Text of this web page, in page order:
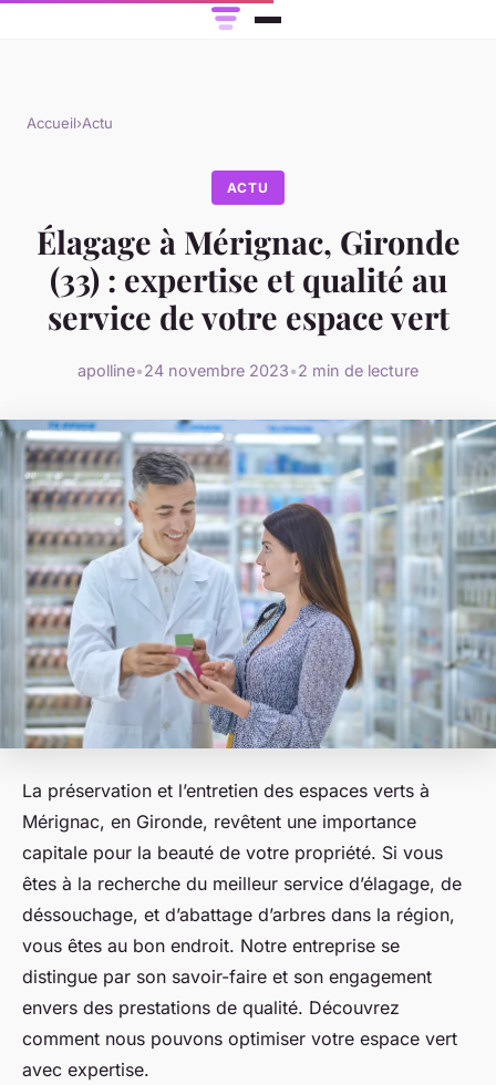
Accueil›Actu
ACTU
Élagage à Mérignac, Gironde
(33) : expertise et qualité au
service de votre espace vert
apolline•24 novembre 2023•2 min de lecture
La préservation et l’entretien des espaces verts à
Mérignac, en Gironde, revêtent une importance
capitale pour la beauté de votre propriété. Si vous
êtes à la recherche du meilleur service d’élagage, de
déssouchage, et d’abattage d’arbres dans la région,
vous êtes au bon endroit. Notre entreprise se
distingue par son savoir-faire et son engagement
envers des prestations de qualité. Découvrez
comment nous pouvons optimiser votre espace vert
avec expertise.